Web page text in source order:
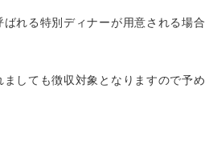
れる特別ディナーが用意される場合
しても徴収対象となりますので予め